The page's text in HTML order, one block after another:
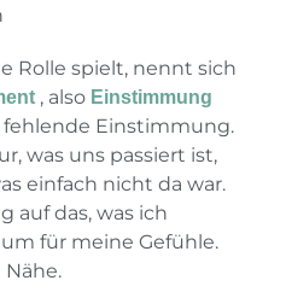
Rolle spielt, nennt sich
, also Einstimmung
fehlende Einstimmung.
was uns passiert ist,
einfach nicht da war.
auf das, was ich
für meine Gefühle.